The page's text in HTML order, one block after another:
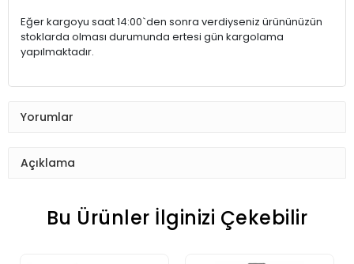
Eğer kargoyu saat 14:00`den sonra verdiyseniz ürününüzün
stoklarda olması durumunda ertesi gün kargolama
yapılmaktadır.
Yorumlar
Açıklama
Bu Ürünler İlginizi Çekebilir